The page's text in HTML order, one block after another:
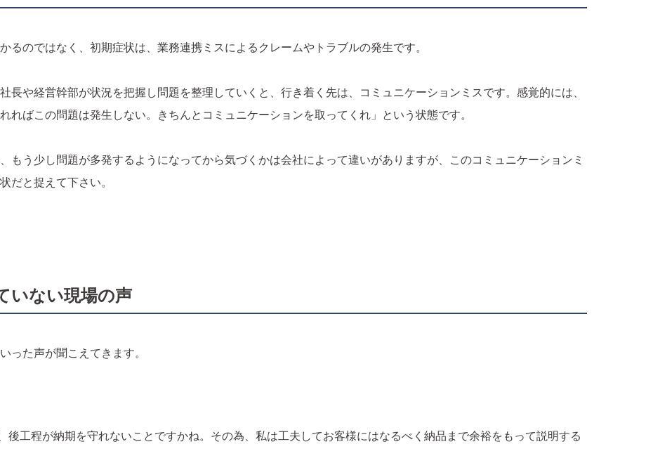
るのではなく、初期症状は、業務連携ミスによるクレームやトラブルの発生です。
長や経営幹部が状況を把握し問題を整理していくと、行き着く先は、コミュニケーションミスです。感覚的には、
ればこの問題は発生しない。きちんとコミュニケーションを取ってくれ」という状態です。
もう少し問題が多発するようになってから気づくかは会社によって違いがありますが、このコミュニケーションミ
だと捉えて下さい。
いない現場の声
った声が聞こえてきます。
後工程が納期を守れないことですかね。その為、私は工夫してお客様にはなるべく納品まで余裕をもって説明する